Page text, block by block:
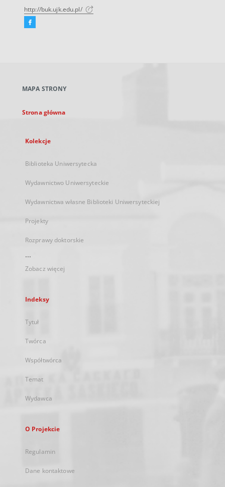
http://buk.ujk.edu.pl/
Facebook
karcie
MAPA STRONY
Strona główna
Kolekcje
Biblioteka Uniwersytecka
Wydawnictwo Uniwersyteckie
Wydawnictwa własne Biblioteki Uniwersyteckiej
Projekty
Rozprawy doktorskie
...
Zobacz więcej
Indeksy
Tytuł
Twórca
Współtwórca
Temat
Wydawca
O Projekcie
Regulamin
Dane kontaktowe